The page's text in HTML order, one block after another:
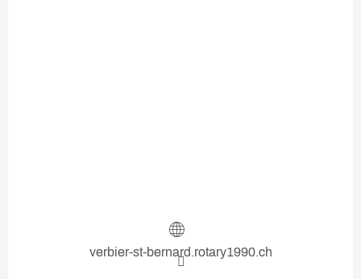
verbier-st-bernard.rotary1990.ch